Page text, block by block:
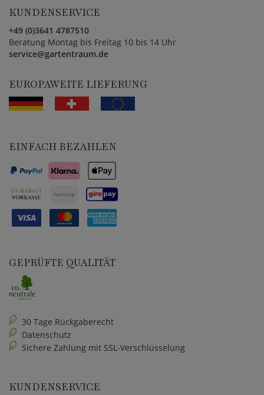
KUNDENSERVICE
+49 (0)3641 4787510
Beratung Montag bis Freitag 10 bis 14 Uhr
service@gartentraum.de
EUROPAWEITE LIEFERUNG
EINFACH BEZAHLEN
GEPRÜFTE QUALITÄT
30 Tage Rückgaberecht
Datenschutz
Sichere Zahlung mit SSL-Verschlüsselung
KUNDENSERVICE